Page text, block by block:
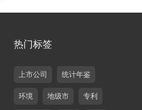
热门标签
上市公司 统计年鉴
环境 地级市 专利